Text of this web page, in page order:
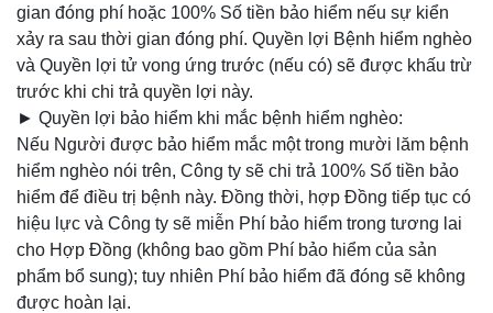
gian đóng phí hoặc 100% Số tiền bảo hiểm nếu sự kiển
xảy ra sau thời gian đóng phí. Quyền lợi Bệnh hiểm nghèo
và Quyền lợi tử vong ứng trước (nếu có) sẽ được khấu trừ
trước khi chi trả quyền lợi này.
► Quyền lợi bảo hiểm khi mắc bệnh hiểm nghèo:
Nếu Người được bảo hiểm mắc một trong mười lăm bệnh
hiểm nghèo nói trên, Công ty sẽ chi trả 100% Số tiền bảo
hiểm để điều trị bệnh này. Đồng thời, hợp Đồng tiếp tục có
hiệu lực và Công ty sẽ miễn Phí bảo hiểm trong tương lai
cho Hợp Đồng (không bao gồm Phí bảo hiểm của sản
phẩm bổ sung); tuy nhiên Phí bảo hiểm đã đóng sẽ không
được hoàn lại.